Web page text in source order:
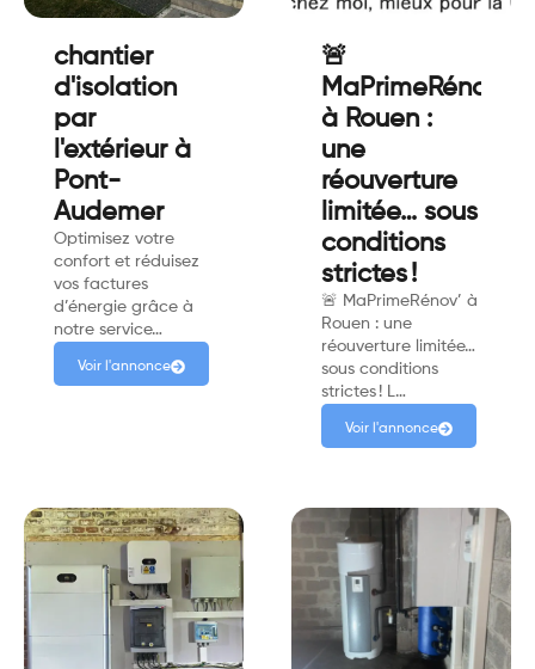
chantier
d'isolation
par
l'extérieur à
Pont-
Audemer
Optimisez votre
confort et réduisez
vos factures
d’énergie grâce à
notre service…
Voir l'annonce
🚨
MaPrimeRénov'
à Rouen :
une
réouverture
limitée… sous
conditions
strictes !
🚨 MaPrimeRénov’ à
Rouen : une
réouverture limitée…
sous conditions
strictes ! L…
Voir l'annonce